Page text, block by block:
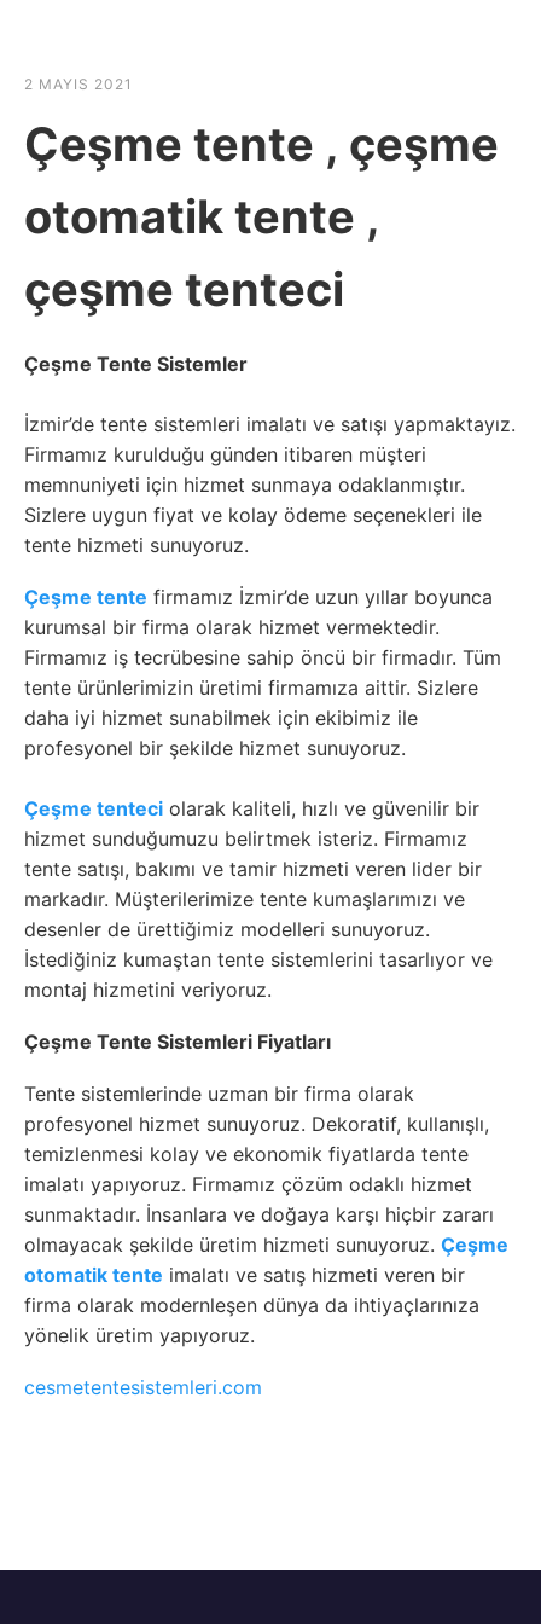
2 MAYIS 2021
Çeşme tente , çeşme
otomatik tente ,
çeşme tenteci
Çeşme Tente Sistemler
İzmir’de tente sistemleri imalatı ve satışı yapmaktayız.
Firmamız kurulduğu günden itibaren müşteri
memnuniyeti için hizmet sunmaya odaklanmıştır.
Sizlere uygun fiyat ve kolay ödeme seçenekleri ile
tente hizmeti sunuyoruz.
Çeşme tente firmamız İzmir’de uzun yıllar boyunca
kurumsal bir firma olarak hizmet vermektedir.
Firmamız iş tecrübesine sahip öncü bir firmadır. Tüm
tente ürünlerimizin üretimi firmamıza aittir. Sizlere
daha iyi hizmet sunabilmek için ekibimiz ile
profesyonel bir şekilde hizmet sunuyoruz.
Çeşme tenteci olarak kaliteli, hızlı ve güvenilir bir
hizmet sunduğumuzu belirtmek isteriz. Firmamız
tente satışı, bakımı ve tamir hizmeti veren lider bir
markadır. Müşterilerimize tente kumaşlarımızı ve
desenler de ürettiğimiz modelleri sunuyoruz.
İstediğiniz kumaştan tente sistemlerini tasarlıyor ve
montaj hizmetini veriyoruz.
Çeşme Tente Sistemleri Fiyatları
Tente sistemlerinde uzman bir firma olarak
profesyonel hizmet sunuyoruz. Dekoratif, kullanışlı,
temizlenmesi kolay ve ekonomik fiyatlarda tente
imalatı yapıyoruz. Firmamız çözüm odaklı hizmet
sunmaktadır. İnsanlara ve doğaya karşı hiçbir zararı
olmayacak şekilde üretim hizmeti sunuyoruz. Çeşme
otomatik tente imalatı ve satış hizmeti veren bir
firma olarak modernleşen dünya da ihtiyaçlarınıza
yönelik üretim yapıyoruz.
cesmetentesistemleri.com